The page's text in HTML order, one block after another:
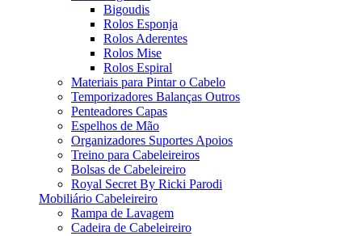
Bigoudis
Rolos Esponja
Rolos Aderentes
Rolos Mise
Rolos Espiral
Materiais para Pintar o Cabelo
Temporizadores Balanças Outros
Penteadores Capas
Espelhos de Mão
Organizadores Suportes Apoios
Treino para Cabeleireiros
Bolsas de Cabeleireiro
Royal Secret By Ricki Parodi
Mobiliário Cabeleireiro
Rampa de Lavagem
Cadeira de Cabeleireiro